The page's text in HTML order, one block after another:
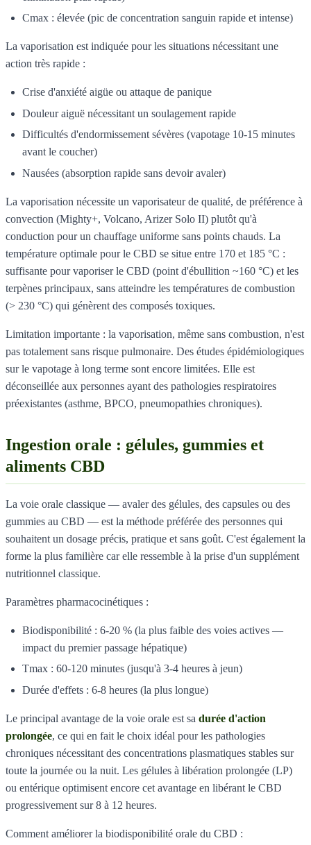
Cmax : élevée (pic de concentration sanguin rapide et intense)
La vaporisation est indiquée pour les situations nécessitant une
action très rapide :
Crise d'anxiété aigüe ou attaque de panique
Douleur aiguë nécessitant un soulagement rapide
Difficultés d'endormissement sévères (vapotage 10-15 minutes
avant le coucher)
Nausées (absorption rapide sans devoir avaler)
La vaporisation nécessite un vaporisateur de qualité, de préférence à
convection (Mighty+, Volcano, Arizer Solo II) plutôt qu'à
conduction pour un chauffage uniforme sans points chauds. La
température optimale pour le CBD se situe entre 170 et 185 °C :
suffisante pour vaporiser le CBD (point d'ébullition ~160 °C) et les
terpènes principaux, sans atteindre les températures de combustion
(> 230 °C) qui génèrent des composés toxiques.
Limitation importante : la vaporisation, même sans combustion, n'est
pas totalement sans risque pulmonaire. Des études épidémiologiques
sur le vapotage à long terme sont encore limitées. Elle est
déconseillée aux personnes ayant des pathologies respiratoires
préexistantes (asthme, BPCO, pneumopathies chroniques).
Ingestion orale : gélules, gummies et
aliments CBD
La voie orale classique — avaler des gélules, des capsules ou des
gummies au CBD — est la méthode préférée des personnes qui
souhaitent un dosage précis, pratique et sans goût. C'est également la
forme la plus familière car elle ressemble à la prise d'un supplément
nutritionnel classique.
Paramètres pharmacocinétiques :
Biodisponibilité : 6-20 % (la plus faible des voies actives —
impact du premier passage hépatique)
Tmax : 60-120 minutes (jusqu'à 3-4 heures à jeun)
Durée d'effets : 6-8 heures (la plus longue)
Le principal avantage de la voie orale est sa durée d'action
prolongée, ce qui en fait le choix idéal pour les pathologies
chroniques nécessitant des concentrations plasmatiques stables sur
toute la journée ou la nuit. Les gélules à libération prolongée (LP)
ou entérique optimisent encore cet avantage en libérant le CBD
progressivement sur 8 à 12 heures.
Comment améliorer la biodisponibilité orale du CBD :